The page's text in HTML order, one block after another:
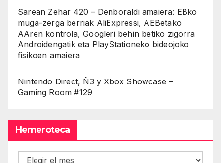
Sarean Zehar 420 – Denboraldi amaiera: EBko
muga-zerga berriak AliExpressi, AEBetako
AAren kontrola, Googleri behin betiko zigorra
Androidengatik eta PlayStationeko bideojoko
fisikoen amaiera
Nintendo Direct, Ñ3 y Xbox Showcase –
Gaming Room #129
Hemeroteca
Hemeroteca